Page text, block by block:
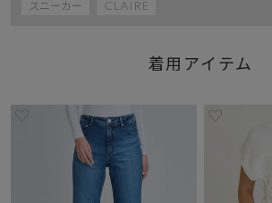
スニーカー CLAIRE
着用アイテム